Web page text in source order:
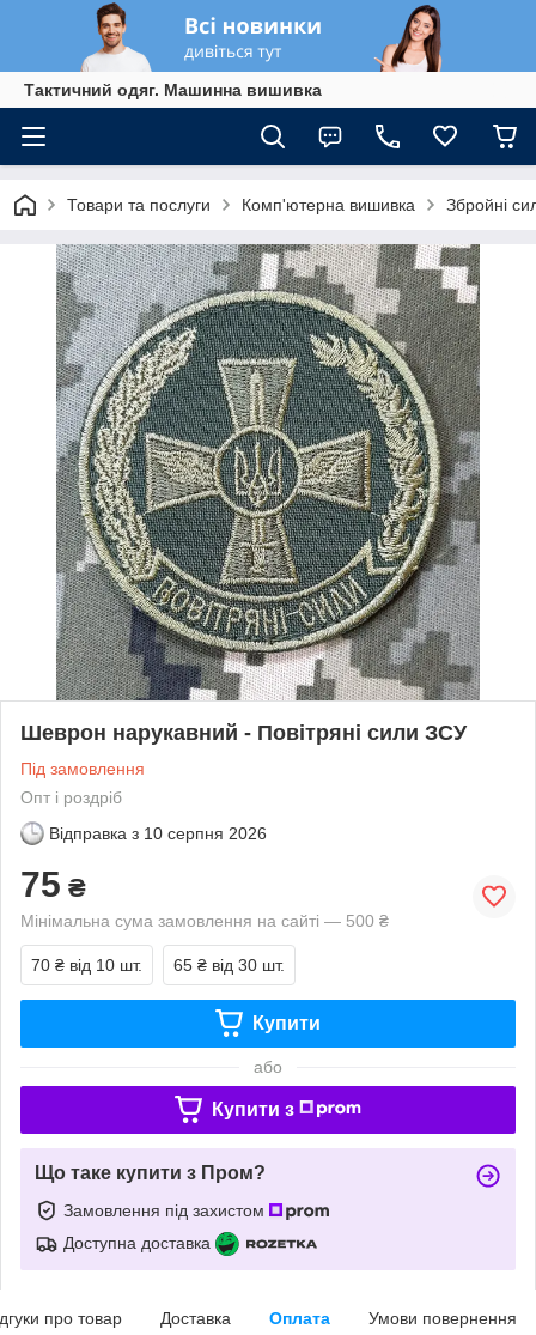
Тактичний одяг. Машинна вишивка
Товари та послуги Комп'ютерна вишивка Збройні
Шеврон нарукавний - Повітряні сили ЗСУ
Під замовлення
Опт і роздріб
Відправка з 10 серпня 2026
75 ₴
Мінімальна сума замовлення на сайті — 500 ₴
70 ₴ від 10 шт. 65 ₴ від 30 шт.
Купити
або
Купити з
Що таке купити з Пром?
Замовлення під захистом
Доступна доставка
про товар Доставка Оплата Умови повернення